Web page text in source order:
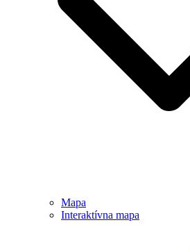
Mapa
Interaktívna mapa